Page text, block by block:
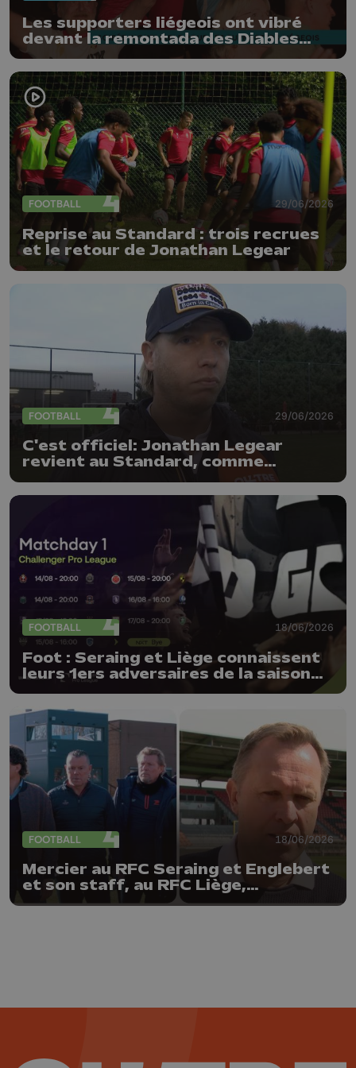
Les supporters liégeois ont vibré
devant la remontada des Diables
Rouges
FOOTBALL 29/06/2026
Reprise au Standard : trois recrues
et le retour de Jonathan Legear
FOOTBALL 29/06/2026
C'est officiel: Jonathan Legear
revient au Standard, comme
FOOTBALL 18/06/2026
Foot : Seraing et Liège connaissent
leurs 1ers adversaires de la saison
26-27 !
FOOTBALL 18/06/2026
Mercier au RFC Seraing et Englebert
et son staff, au RFC Liège,
prolongés